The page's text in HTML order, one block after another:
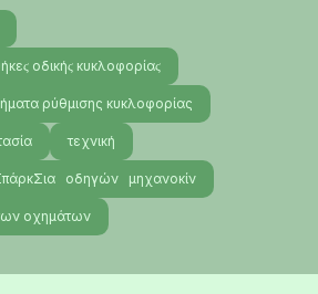
οδικήϛ κυκλοφορίαϛ
ρύθμισης κυκλοφορίας
τεχνική
οδηγών μηχανοκίν
των οχημάτων